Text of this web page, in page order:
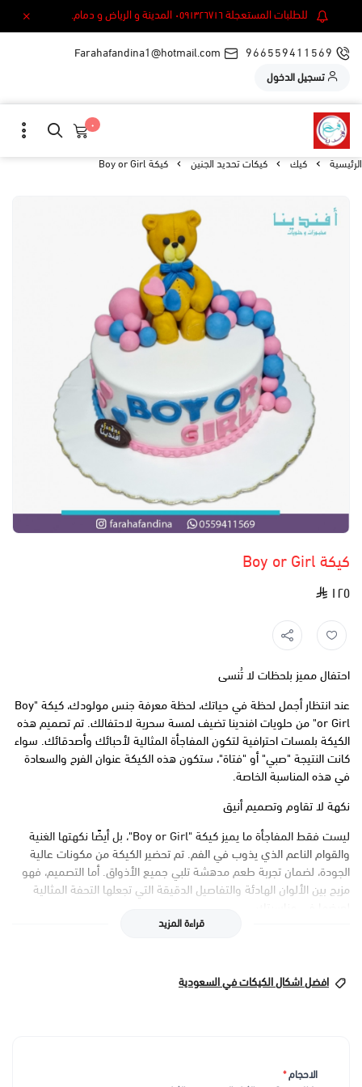
للطلبات المستعجلة ٠٥٩١٣٢٦٧١٦ المدينة و الرياض و دمام.
966559411569
Farahafandina1@hotmail.com
تسجيل الدخول
٠
الرئيسية كيك كيكات تحديد الجنين كيكة Boy or Girl
كيكة Boy or Girl
١٢٥
احتفال مميز بلحظات لا تُنسى
عند انتظار أجمل لحظة في حياتك، لحظة معرفة جنس مولودك، كيكة "Boy
or Girl" من حلويات افندينا تضيف لمسة سحرية لاحتفالك. تم تصميم هذه
الكيكة بلمسات احترافية لتكون المفاجأة المثالية لأحبائك وأصدقائك. سواء
كانت النتيجة "صبي" أو "فتاة"، ستكون هذه الكيكة عنوان الفرح والسعادة
في هذه المناسبة الخاصة.
نكهة لا تقاوم وتصميم أنيق
ليست فقط المفاجأة ما يميز كيكة "Boy or Girl"، بل أيضًا نكهتها الغنية
والقوام الناعم الذي يذوب في الفم. تم تحضير الكيكة من مكونات عالية
الجودة، لضمان تجربة طعم مدهشة تلبي جميع الأذواق. أما التصميم، فهو
مزيج بين الألوان الهادئة والتفاصيل الدقيقة التي تجعلها التحفة المثالية
حسب ذوقك الخاص. سواء كنت ترغب في ألوان معينة أو تفاصيل إضافية
بعد اختيار حجم الكيك يضاف سعر التصميم الى سعر الحجم
قراءة المزيد
افضل اشكال الكيكات في السعودية
الاحجام*